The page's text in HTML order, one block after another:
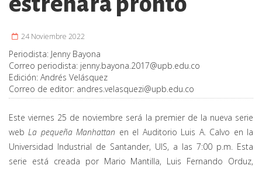
24 Noviembre 2022
Periodista: Jenny Bayona
Correo periodista: jenny.bayona.2017@upb.edu.co
Edición: Andrés Velásquez
Correo de editor: andres.velasquezi@upb.edu.co
Este viernes 25 de noviembre será la premier de la nueva serie
web La pequeña Manhattan en el Auditorio Luis A. Calvo en la
Universidad Industrial de Santander, UIS, a las 7:00 p.m. Esta
serie está creada por Mario Mantilla, Luis Fernando Orduz,